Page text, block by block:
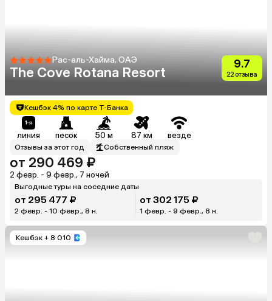
Рас-аль-Хайма, ОАЭ
The Cove Rotana Resort
9.7
22 отзыва
Кешбэк 4% по карте Т-Банка
линия песок 50 м 87 км везде
Отзывы за этот год Собственный пляж
от 290 469 ₽
2 февр. - 9 февр., 7 ночей
Выгодные туры на соседние даты
от 295 477 ₽
2 февр. - 10 февр., 8 н.
от 302 175 ₽
1 февр. - 9 февр., 8 н.
Кешбэк + 8 010